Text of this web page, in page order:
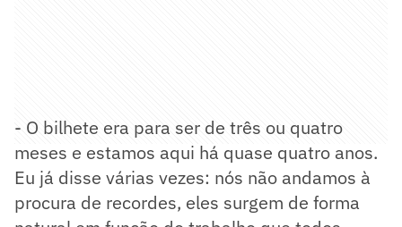
- O bilhete era para ser de três ou quatro
meses e estamos aqui há quase quatro anos.
Eu já disse várias vezes: nós não andamos à
procura de recordes, eles surgem de forma